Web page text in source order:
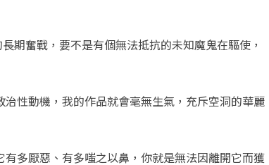
期奮戰，要不是有個無法抵抗的未知魔鬼在驅使，
性動機，我的作品就會毫無生氣，充斥空洞的華麗
多厭惡、有多嗤之以鼻，你就是無法因離開它而獲